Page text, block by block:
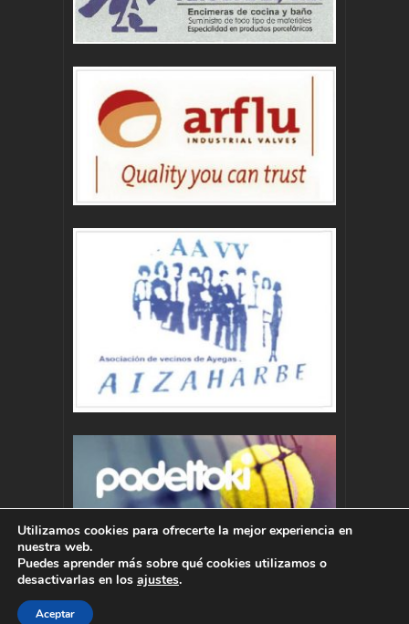
Autor : Pablo Momoitio - pablo@momoitio.com
Utilizamos cookies para ofrecerte la mejor experiencia en
nuestra web.
Puedes aprender más sobre qué cookies utilizamos o
desactivarlas en los ajustes.
Aceptar